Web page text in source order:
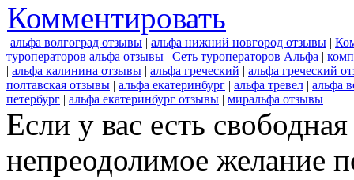
Комментировать
альфа волгоград отзывы | альфа нижний новгород отзывы |
туроператоров альфа отзывы | Сеть туроператоров Альфа |
| альфа калинина отзывы | альфа греческий | альфа греческий
полтавская отзывы | альфа екатеринбург | альфа тревел | альфа
петербург | альфа екатеринбург отзывы | миральфа отзывы
Если у вас есть
непреодолимое желание